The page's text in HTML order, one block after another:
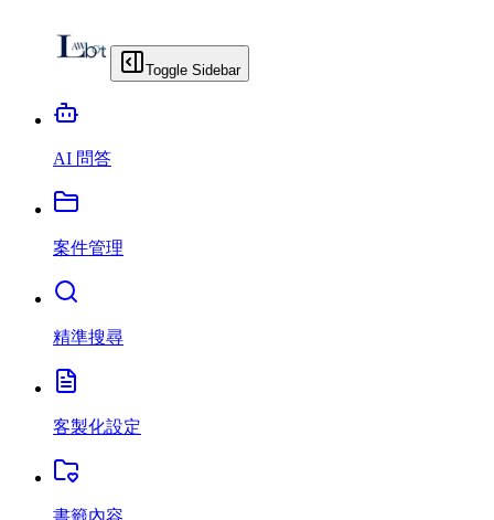
Toggle Sidebar
AI 問答
案件管理
精準搜尋
客製化設定
書籤內容